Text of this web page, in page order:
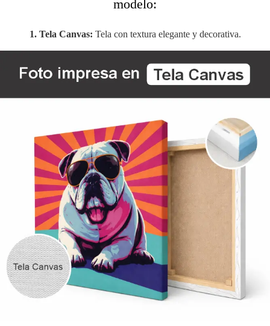
modelo:
1. Tela Canvas: Tela con textura elegante y decorativa.